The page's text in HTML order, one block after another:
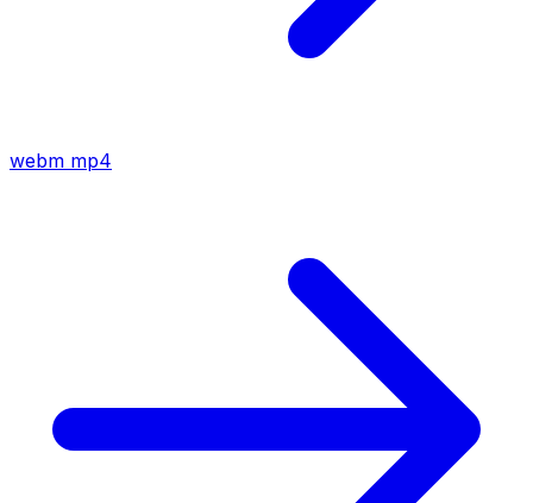
webm mp4